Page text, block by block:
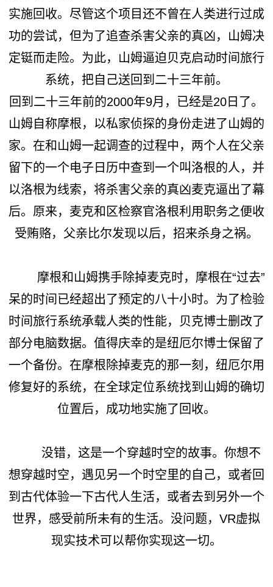
实施回收。尽管这个项目还不曾在人类进行过成
功的尝试，但为了追查杀害父亲的真凶，山姆决
定铤而走险。为此，山姆逼迫贝克启动时间旅行
系统，把自己送回到二十三年前。
回到二十三年前的2000年9月，已经是20日了。
山姆自称摩根，以私家侦探的身份走进了山姆的
家。在和山姆一起调查的过程中，两个人在父亲
留下的一个电子日历中查到一个叫洛根的人，并
以洛根为线索，将杀害父亲的真凶麦克逼出了幕
后。原来，麦克和区检察官洛根利用职务之便收
受贿赂，父亲比尔发现以后，招来杀身之祸。
摩根和山姆携手除掉麦克时，摩根在“过去”
呆的时间已经超出了预定的八十小时。为了检验
时间旅行系统承载人类的性能，贝克博士删改了
部分电脑数据。值得庆幸的是纽厄尔博士保留了
一个备份。在摩根除掉麦克的那一刻，纽厄尔用
修复好的系统，在全球定位系统找到山姆的确切
位置后，成功地实施了回收。
没错，这是一个穿越时空的故事。你想不
想穿越时空，遇见另一个时空里的自己，或者回
到古代体验一下古代人生活，或者去到另外一个
世界，感受前所未有的生活。没问题，VR虚拟
现实技术可以帮你实现这一切。